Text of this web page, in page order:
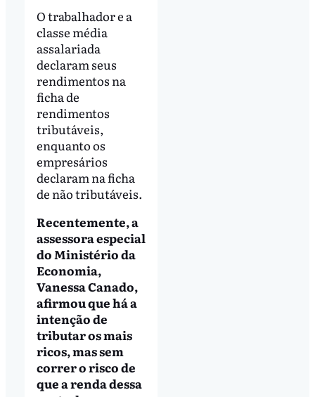
O trabalhador e a
classe média
assalariada
declaram seus
rendimentos na
ficha de
rendimentos
tributáveis,
enquanto os
empresários
declaram na ficha
de não tributáveis.
Recentemente, a
assessora especial
do Ministério da
Economia,
Vanessa Canado,
afirmou que há a
intenção de
tributar os mais
ricos, mas sem
correr o risco de
que a renda dessa